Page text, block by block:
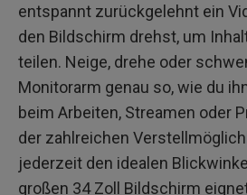
entspannt zurückgelehnt ein
den Bildschirm drehst, um
teilen. Neige, drehe oder
Monitorarm genau so, wie du
beim Arbeiten, Streamen oder
der zahlreichen
jederzeit den idealen
großen 34 Zoll Bildschirm